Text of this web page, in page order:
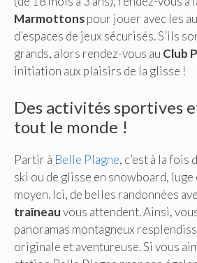
Marmottonspour jouer avec les
d’espaces de jeux sécurisés. S’ils
grands, alors rendez-vous au Club
initiation aux plaisirs de la glisse !
Des activités sportives
tout le monde !
Partir à Belle Plagne, c’est à la fois
ski ou de glisse en snowboard, luge
moyen. Ici, de belles randonnées
traîneauvous attendent. Ainsi,
panoramas montagneux
originale et aventureuse. Si vous